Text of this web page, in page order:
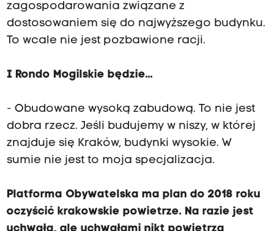
zagospodarowania związane z
dostosowaniem się do najwyższego budynku.
To wcale nie jest pozbawione racji.
I Rondo Mogilskie będzie...
- Obudowane wysoką zabudową. To nie jest
dobra rzecz. Jeśli budujemy w niszy, w której
znajduje się Kraków, budynki wysokie. W
sumie nie jest to moja specjalizacja.
Platforma Obywatelska ma plan do 2018 roku
oczyścić krakowskie powietrze. Na razie jest